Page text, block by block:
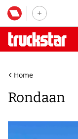
Home
Rondaan